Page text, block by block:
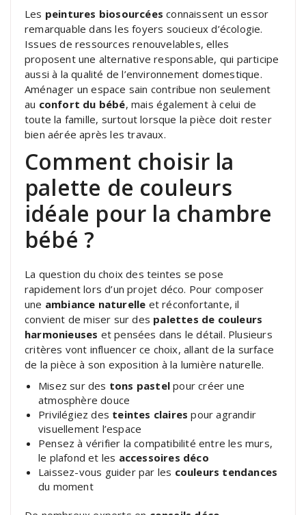
Les peintures biosourcées connaissent un essor
remarquable dans les foyers soucieux d’écologie.
Issues de ressources renouvelables, elles
proposent une alternative responsable, qui participe
aussi à la qualité de l’environnement domestique.
Aménager un espace sain contribue non seulement
au confort du bébé, mais également à celui de
toute la famille, surtout lorsque la pièce doit rester
bien aérée après les travaux.
Comment choisir la
palette de couleurs
idéale pour la chambre
bébé ?
La question du choix des teintes se pose
rapidement lors d’un projet déco. Pour composer
une ambiance naturelle et réconfortante, il
convient de miser sur des palettes de couleurs
harmonieuses et pensées dans le détail. Plusieurs
critères vont influencer ce choix, allant de la surface
de la pièce à son exposition à la lumière naturelle.
Misez sur des tons pastel pour créer une
atmosphère douce
Privilégiez des teintes claires pour agrandir
visuellement l’espace
Pensez à vérifier la compatibilité entre les murs,
le plafond et les accessoires déco
Laissez-vous guider par les couleurs tendances
du moment